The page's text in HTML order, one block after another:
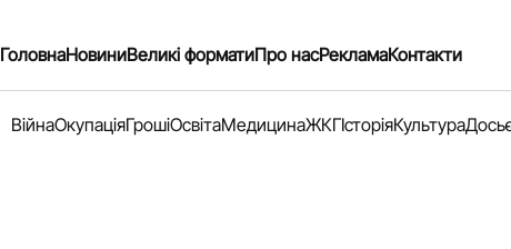
ГоловнаНовиниВеликі форматиПро насРекламаКонтакти
ВійнаОкупаціяГрошіОсвітаМедицинаЖКГІсторіяКультура